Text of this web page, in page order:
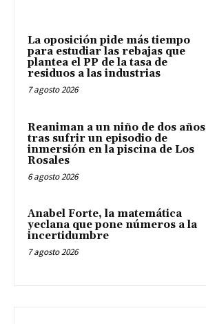
La oposición pide más tiempo
para estudiar las rebajas que
plantea el PP de la tasa de
residuos a las industrias
7 agosto 2026
Reaniman a un niño de dos años
tras sufrir un episodio de
inmersión en la piscina de Los
Rosales
6 agosto 2026
Anabel Forte, la matemática
yeclana que pone números a la
incertidumbre
7 agosto 2026